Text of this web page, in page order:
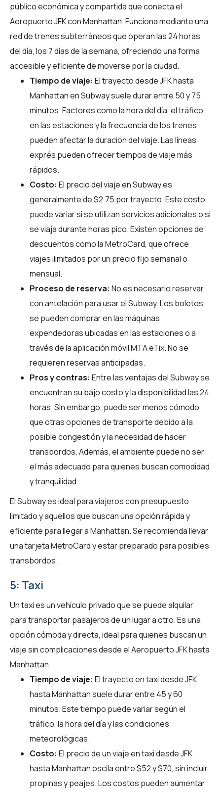
público económica y compartida que conecta el
Aeropuerto JFK con Manhattan. Funciona mediante una
red de trenes subterráneos que operan las 24 horas
del día, los 7 días de la semana, ofreciendo una forma
accesible y eficiente de moverse por la ciudad.
Tiempo de viaje: El trayecto desde JFK hasta
Manhattan en Subway suele durar entre 50 y 75
minutos. Factores como la hora del día, el tráfico
en las estaciones y la frecuencia de los trenes
pueden afectar la duración del viaje. Las líneas
exprés pueden ofrecer tiempos de viaje más
rápidos.
Costo: El precio del viaje en Subway es
generalmente de $2.75 por trayecto. Este costo
puede variar si se utilizan servicios adicionales o si
se viaja durante horas pico. Existen opciones de
descuentos como la MetroCard, que ofrece
viajes ilimitados por un precio fijo semanal o
mensual.
Proceso de reserva: No es necesario reservar
con antelación para usar el Subway. Los boletos
se pueden comprar en las máquinas
expendedoras ubicadas en las estaciones o a
través de la aplicación móvil MTA eTix. No se
requieren reservas anticipadas.
Pros y contras: Entre las ventajas del Subway se
encuentran su bajo costo y la disponibilidad las 24
horas. Sin embargo, puede ser menos cómodo
que otras opciones de transporte debido a la
posible congestión y la necesidad de hacer
transbordos. Además, el ambiente puede no ser
el más adecuado para quienes buscan comodidad
y tranquilidad.
El Subway es ideal para viajeros con presupuesto
limitado y aquellos que buscan una opción rápida y
eficiente para llegar a Manhattan. Se recomienda llevar
una tarjeta MetroCard y estar preparado para posibles
transbordos.
5: Taxi
Un taxi es un vehículo privado que se puede alquilar
para transportar pasajeros de un lugar a otro. Es una
opción cómoda y directa, ideal para quienes buscan un
viaje sin complicaciones desde el Aeropuerto JFK hasta
Manhattan.
Tiempo de viaje: El trayecto en taxi desde JFK
hasta Manhattan suele durar entre 45 y 60
minutos. Este tiempo puede variar según el
tráfico, la hora del día y las condiciones
meteorológicas.
Costo: El precio de un viaje en taxi desde JFK
hasta Manhattan oscila entre $52 y $70, sin incluir
propinas y peajes. Los costos pueden aumentar